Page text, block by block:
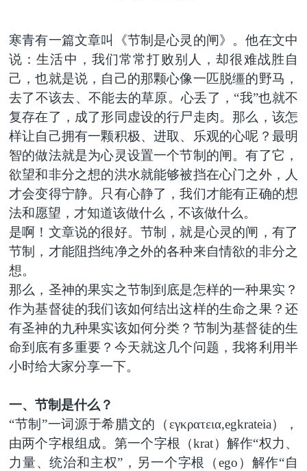
寒青有一篇文章叫《节制是心灵的闸》。他在文中
说：生活中，我们常常打败别人，却很难战胜自
己，也就是说，自己的那颗心像一匹脱缰的野马，
去了不该去、不能去的草原。心丢了，“我”也就不
复存在了，成了形同虚设的行尸走肉。那么，该怎
样让自己拥有一颗积极、进取、乐观的心呢？最明
智的做法就是为心灵设置一个节制的闸。有了它，
欲望和非分之想的洪水就能够被挡在心门之外，人
才会变得宁静。只有心静了，我们才能有正确的想
法和愿望，才知道该做什么，不该做什么。
是啊！文章说的很好。节制，就是心灵的闸，有了
节制，才能阻挡纯净之外的各种来自情欲的非分之
想。
那么，圣神的果实之节制到底是怎样的一种果实？
作为基督徒的我们该如何结出这样的生命之果？还
有圣神的九种果实该如何分类？节制为基督徒的生
命到底有多重要？今天就这几个问题，我将利用半
小时给大家分享一下。
一、节制是什么？
“节制”一词源于希腊文的（εγκρατεια,egkrateia），
由两个字根组成。第一个字根（krat）解作“权力、
力量、统治和主权”，另一个字根（ego）解作“自